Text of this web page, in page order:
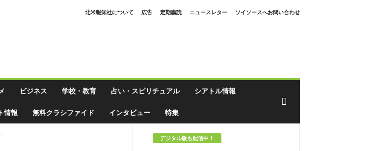
北米報知社について 広告 定期購読 ニュースレター
ソイソースへお問い合わせ
ビジネス 学校・教育 占い・スピリチュアル シアトル情報
情報 無料クラシファイド インタビュー 特集
デジタル版も配信中！